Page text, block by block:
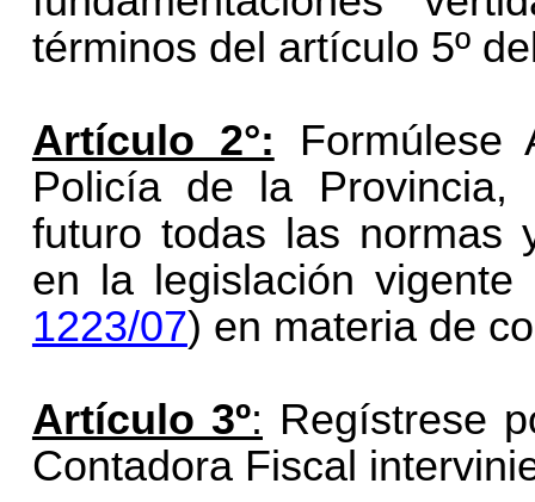
términos del artículo 5º
Artículo 2°: Formúlese
Policía de la
futuro todas las normas
en la legislación
1223/07) en materia de
Artículo 3º: Regístrese
Contadora Fiscal